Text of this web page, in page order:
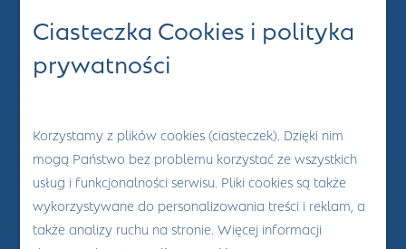
Ciasteczka Cookies i polityka
prywatności
Korzystamy z plików cookies (ciasteczek). Dzięki nim
mogą Państwo bez problemu korzystać ze wszystkich
usług i funkcjonalności serwisu. Pliki cookies są także
wykorzystywane do personalizowania treści i reklam, a
także analizy ruchu na stronie. Więcej informacji